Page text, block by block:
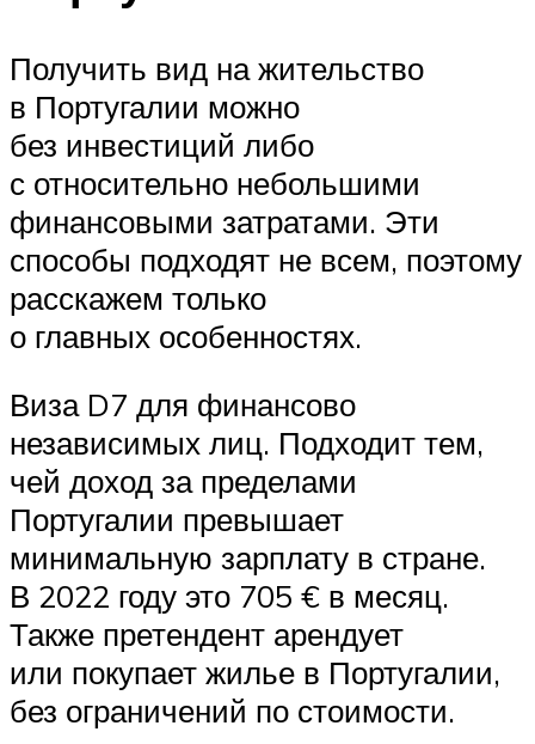
Получить вид на жительство
в Португалии можно
без инвестиций либо
с относительно небольшими
финансовыми затратами. Эти
способы подходят не всем, поэтому
расскажем только
о главных особенностях.
Виза D7 для финансово
независимых лиц. Подходит тем,
чей доход за пределами
Португалии превышает
минимальную зарплату в стране.
В 2022 году это 705 € в месяц.
Также претендент арендует
или покупает жилье в Португалии,
без ограничений по стоимости.